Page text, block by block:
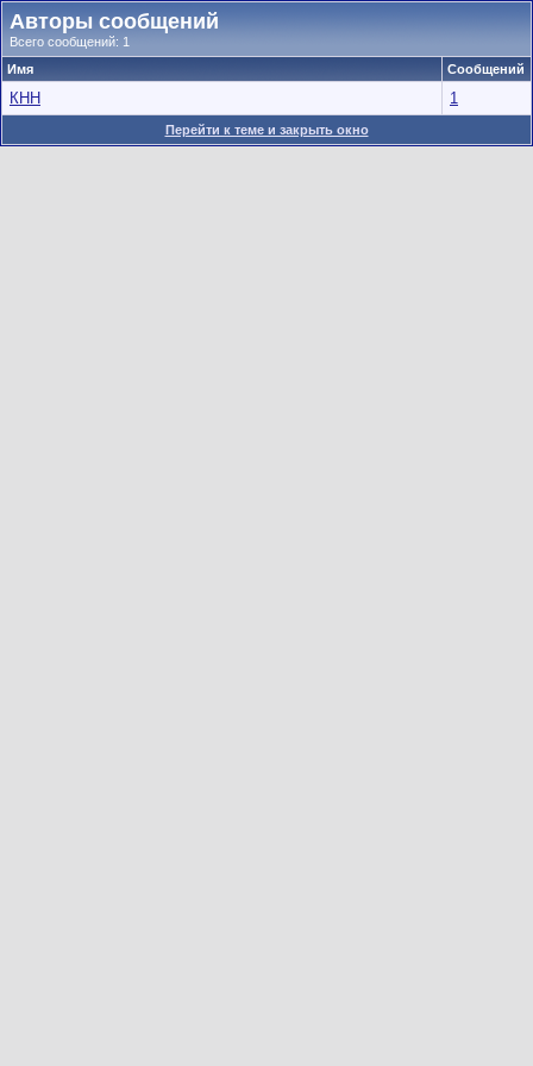
Авторы сообщений
Всего сообщений: 1
Имя
Сообщений
КНН 1
Перейти к теме и закрыть окно